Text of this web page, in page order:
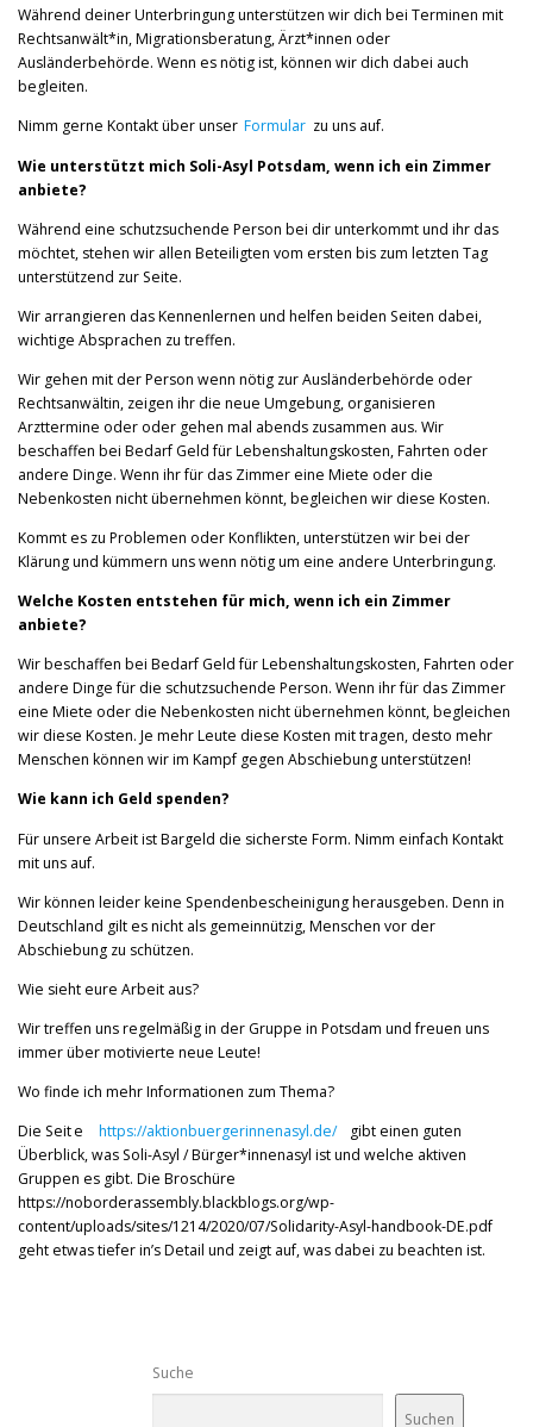
Während deiner Unterbringung unterstützen wir dich bei Terminen mit
Rechtsanwält*in, Migrationsberatung, Ärzt*innen oder
Ausländerbehörde. Wenn es nötig ist, können wir dich dabei auch
begleiten.
Nimm gerne Kontakt über unser Formular zu uns auf.
Wie unterstützt mich Soli-Asyl Potsdam, wenn ich ein Zimmer
anbiete?
Während eine schutzsuchende Person bei dir unterkommt und ihr das
möchtet, stehen wir allen Beteiligten vom ersten bis zum letzten Tag
unterstützend zur Seite.
Wir arrangieren das Kennenlernen und helfen beiden Seiten dabei,
wichtige Absprachen zu treffen.
Wir gehen mit der Person wenn nötig zur Ausländerbehörde oder
Rechtsanwältin, zeigen ihr die neue Umgebung, organisieren
Arzttermine oder oder gehen mal abends zusammen aus. Wir
beschaffen bei Bedarf Geld für Lebenshaltungskosten, Fahrten oder
andere Dinge. Wenn ihr für das Zimmer eine Miete oder die
Nebenkosten nicht übernehmen könnt, begleichen wir diese Kosten.
Kommt es zu Problemen oder Konflikten, unterstützen wir bei der
Klärung und kümmern uns wenn nötig um eine andere Unterbringung.
Welche Kosten entstehen für mich, wenn ich ein Zimmer
anbiete?
Wir beschaffen bei Bedarf Geld für Lebenshaltungskosten, Fahrten oder
andere Dinge für die schutzsuchende Person. Wenn ihr für das Zimmer
eine Miete oder die Nebenkosten nicht übernehmen könnt, begleichen
wir diese Kosten. Je mehr Leute diese Kosten mit tragen, desto mehr
Menschen können wir im Kampf gegen Abschiebung unterstützen!
Wie kann ich Geld spenden?
Für unsere Arbeit ist Bargeld die sicherste Form. Nimm einfach Kontakt
mit uns auf.
Wir können leider keine Spendenbescheinigung herausgeben. Denn in
Deutschland gilt es nicht als gemeinnützig, Menschen vor der
Abschiebung zu schützen.
Wie sieht eure Arbeit aus?
Wir treffen uns regelmäßig in der Gruppe in Potsdam und freuen uns
immer über motivierte neue Leute!
Wo finde ich mehr Informationen zum Thema?
Die Seite https://aktionbuergerinnenasyl.de/
gibt einen guten
Überblick, was Soli-Asyl / Bürger*innenasyl ist und welche aktiven
Gruppen es gibt. Die Broschüre
https://noborderassembly.blackblogs.org/wp-
content/uploads/sites/1214/2020/07/Solidarity-Asyl-handbook-DE.pdf
geht etwas tiefer in’s Detail und zeigt auf, was dabei zu beachten ist.
Suche
Suchen